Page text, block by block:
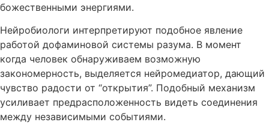
божественными энергиями.
Нейробиологи интерпретируют подобное явление
работой дофаминовой системы разума. В момент
когда человек обнаруживаем возможную
закономерность, выделяется нейромедиатор, дающий
чувство радости от “открытия”. Подобный механизм
усиливает предрасположенность видеть соединения
между независимыми событиями.